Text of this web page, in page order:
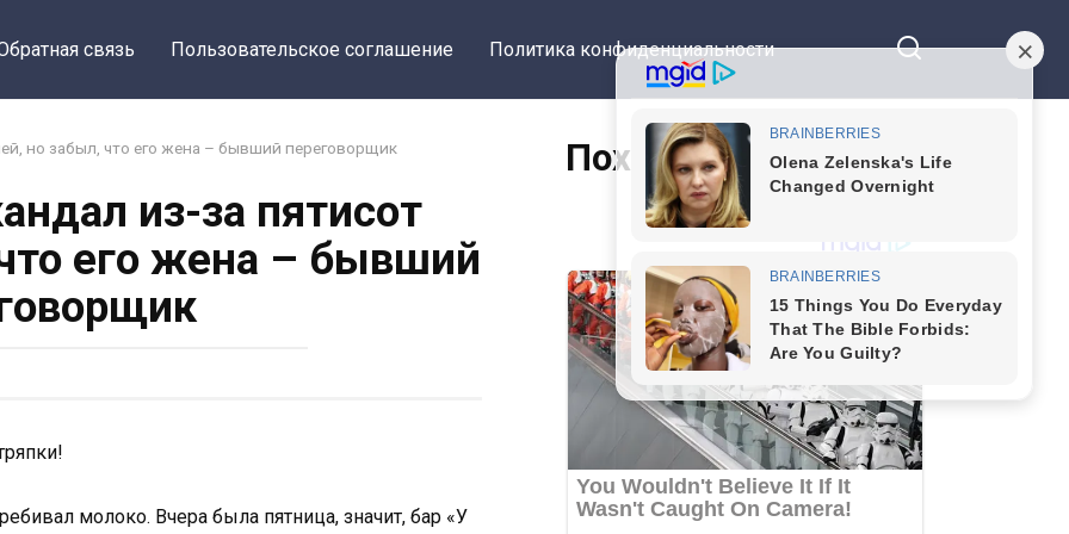
связь Пользовательское соглашение Политика конфиденциальности
но забыл, что его жена – бывший переговорщик
из-за пятисот
его жена – бывший
молоко. Вчера была пятница, значит, бар «У
Похожие статьи